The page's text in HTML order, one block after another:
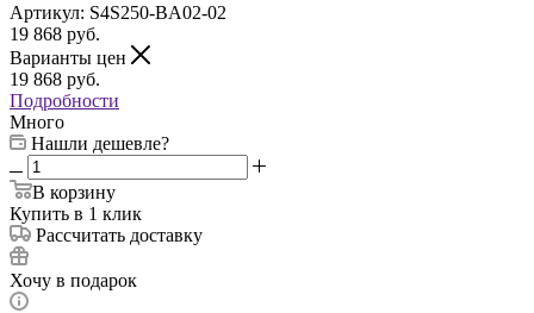
Артикул: S4S250-BA02-02
19 868 руб.
Варианты цен
19 868 руб.
Подробности
Много
Нашли дешевле?
В корзину
Купить в 1 клик
Рассчитать доставку
Хочу в подарок